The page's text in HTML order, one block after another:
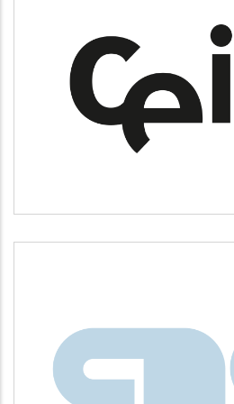
CEIN
Desarrollo
CNAI